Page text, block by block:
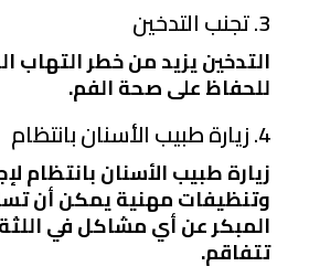
3. تجنب التدخين
التدخين يزيد من خطر التهاب
للحفاظ على صحة الفم.
4. زيارة طبيب الأسنان بانتظام
زيارة طبيب الأسنان بانتظام
وتنظيفات مهنية يمكن أن
المبكر عن أي مشاكل في
تتفاقم.